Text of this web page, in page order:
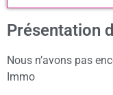
Présentation
Nous n’avons pas
Immo